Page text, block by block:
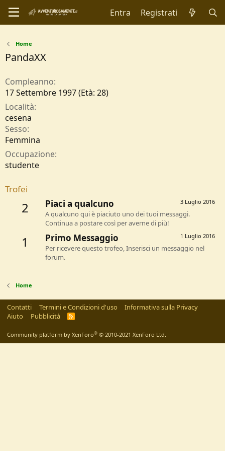
Entra Registrati
Home
PandaXX
Compleanno
17 Settembre 1997 (Età: 28)
Località
cesena
Sesso
Femmina
Occupazione
studente
Trofei
2 3 Luglio 2016
Piaci a qualcuno
A qualcuno qui è piaciuto uno dei tuoi messaggi.
Continua a postare così per averne di più!
1 1 Luglio 2016
Primo Messaggio
Per ricevere questo trofeo, Inserisci un messaggio nel
forum.
Home
Contatti Termini e Condizioni d'uso
Informativa sulla Privacy
Aiuto
Pubblicità
R
Community platform by XenForo® © 2010-2021 XenForo Ltd.